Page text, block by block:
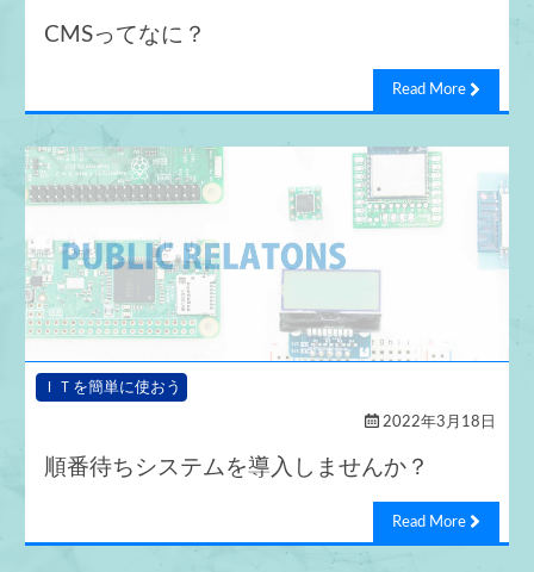
CMSってなに？
Read More
ＩＴを簡単に使おう
2022年3月18日
順番待ちシステムを導入しませんか？
Read More